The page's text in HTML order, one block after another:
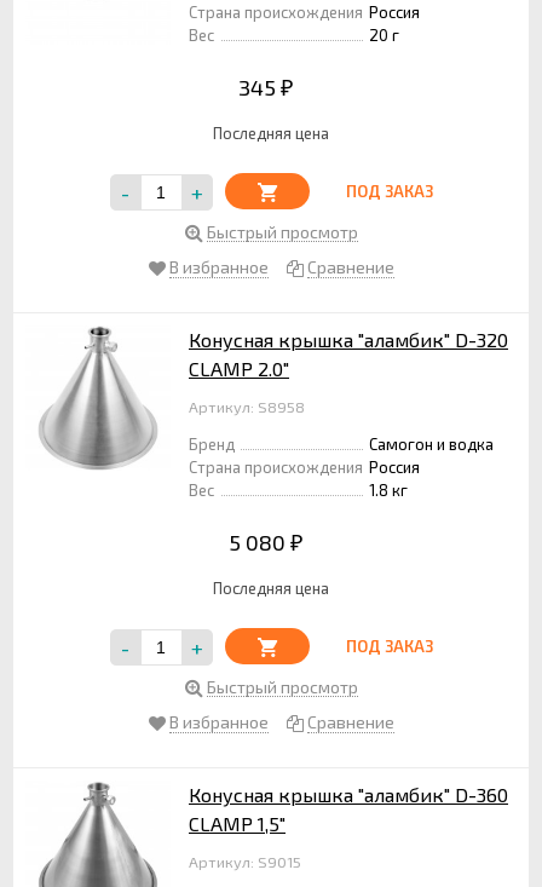
Страна происхождения Россия
Вес
20 г
345 ₽
Последняя цена
- + ПОД ЗАКАЗ
Быстрый просмотр
В избранное
Сравнение
Конусная крышка "аламбик" D-320
CLAMP 2.0"
Артикул: S8958
Бренд
Самогон и водка
Страна происхождения Россия
Вес
1.8 кг
5 080 ₽
Последняя цена
- + ПОД ЗАКАЗ
Быстрый просмотр
В избранное
Сравнение
Конусная крышка "аламбик" D-360
CLAMP 1,5"
Артикул: S9015